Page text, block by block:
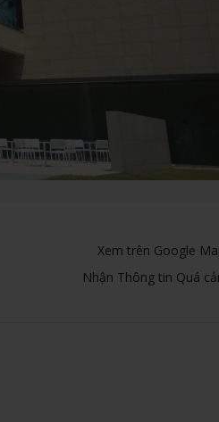
Xem trên Google
Nhận Thông tin Quá